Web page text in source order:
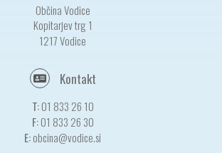
Občina Vodice
Kopitarjev trg 1
1217 Vodice
Kontakt
T: 01 833 26 10
F: 01 833 26 30
E:obcina@vodice.si